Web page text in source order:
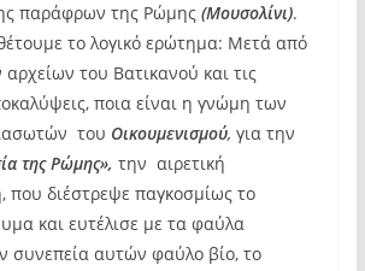
παράφρων της Ρώμης (Μουσολίνι).
το λογικό ερώτημα: Μετά από
του Βατικανού και τις
ποια είναι η γνώμη των
του Οικουμενισμού, για την
της Ρώμης», την αιρετική
διέστρεψε παγκοσμίως το
και ευτέλισε με τα φαύλα
συνεπεία αυτών φαύλο βίο, το